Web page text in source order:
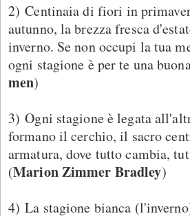
2) Centinaia di fiori in
autunno, la brezza fresca
inverno. Se non occupi la tua
ogni stagione è per te una
men)
3) Ogni stagione è legata
formano il cerchio, il sacro
armatura, dove tutto cambia,
(Marion Zimmer Bradley)
4) La stagione bianca